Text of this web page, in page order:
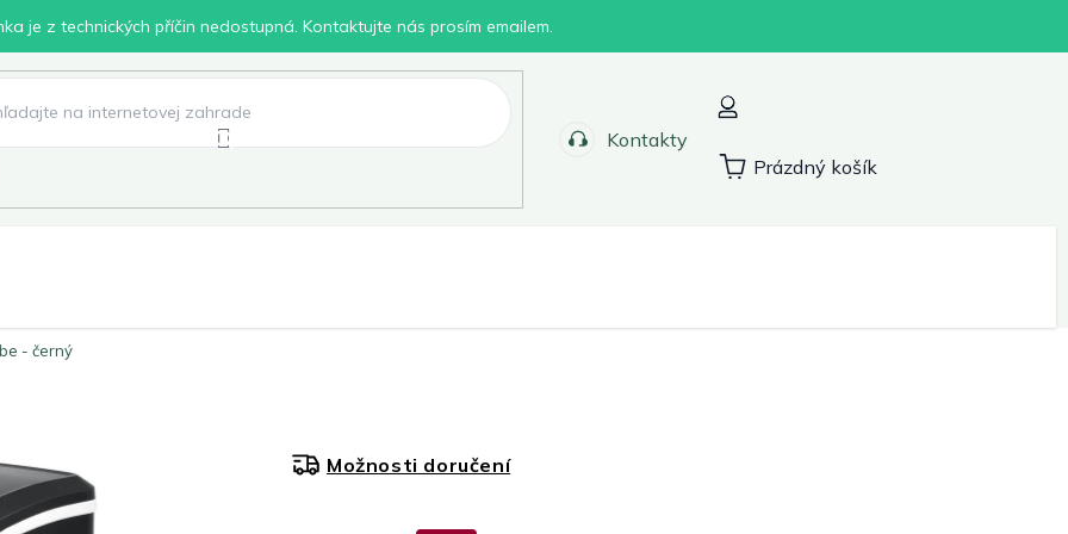
je z technických příčin nedostupná. Kontaktujte nás prosím emailem.
Kontakty
Nákupní
Prázdný košík
- černý
Možnosti doručení